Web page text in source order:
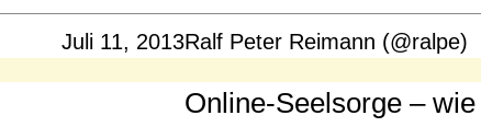
Juli 11, 2013Ralf Peter Reimann (@ralpe)
Online-Seelsorge –